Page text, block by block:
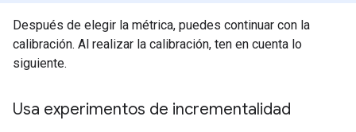
Después de elegir la métrica, puedes continuar con la
calibración. Al realizar la calibración, ten en cuenta lo
siguiente.
Usa experimentos de incrementalidad